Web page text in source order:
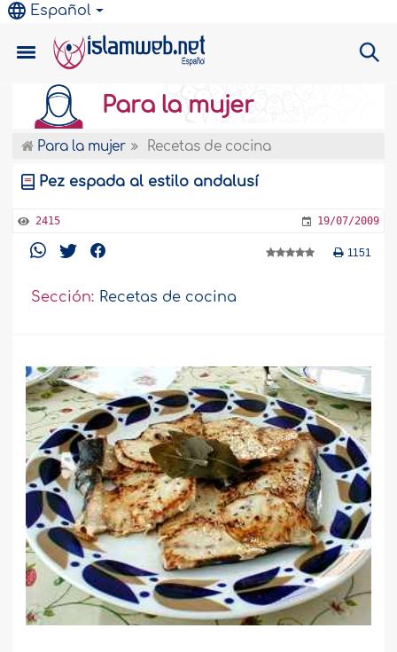
Español
Para la mujer
Para la mujer Recetas de cocina
Pez espada al estilo andalusí
2415 19/07/2009
1151
Sección: Recetas de cocina